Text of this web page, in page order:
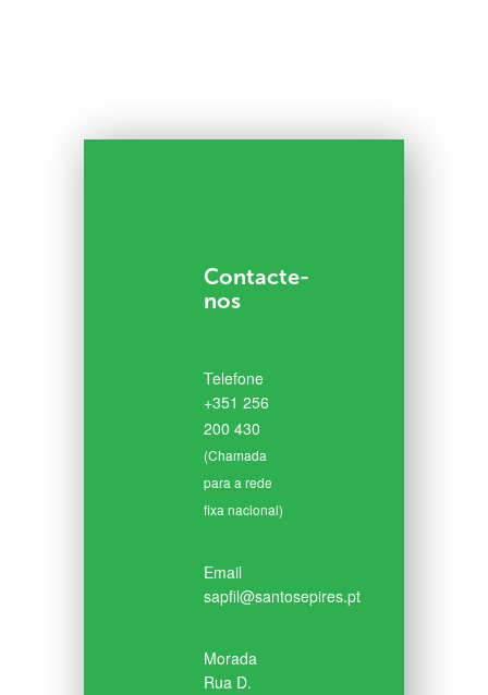
Contacte-
nos
Telefone
+351 256
200 430
(Chamada
para a rede
fixa nacional)
Email
sapfil@santosepires.pt
Morada
Rua D.